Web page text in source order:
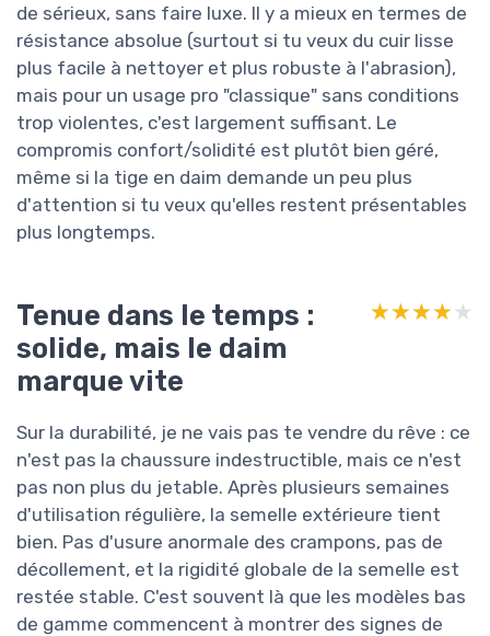
de sérieux, sans faire luxe. Il y a mieux en termes de
résistance absolue (surtout si tu veux du cuir lisse
plus facile à nettoyer et plus robuste à l'abrasion),
mais pour un usage pro "classique" sans conditions
trop violentes, c'est largement suffisant. Le
compromis confort/solidité est plutôt bien géré,
même si la tige en daim demande un peu plus
d'attention si tu veux qu'elles restent présentables
plus longtemps.
Tenue dans le temps :
solide, mais le daim
marque vite
★★★★★
★★★★★
Sur la durabilité, je ne vais pas te vendre du rêve : ce
n'est pas la chaussure indestructible, mais ce n'est
pas non plus du jetable. Après plusieurs semaines
d'utilisation régulière, la semelle extérieure tient
bien. Pas d'usure anormale des crampons, pas de
décollement, et la rigidité globale de la semelle est
restée stable. C'est souvent là que les modèles bas
de gamme commencent à montrer des signes de